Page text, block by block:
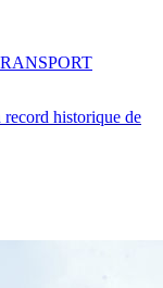
historique de